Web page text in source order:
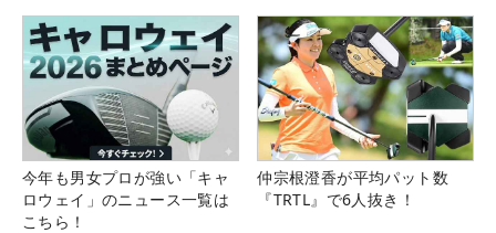
今年も男女プロが強い「キャ
ロウェイ」のニュース一覧は
こちら！
仲宗根澄香が平均パット数
『TRTL』で6人抜き！